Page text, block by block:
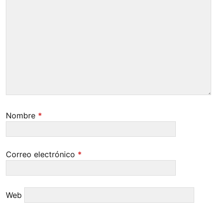
Nombre *
Correo electrónico *
Web